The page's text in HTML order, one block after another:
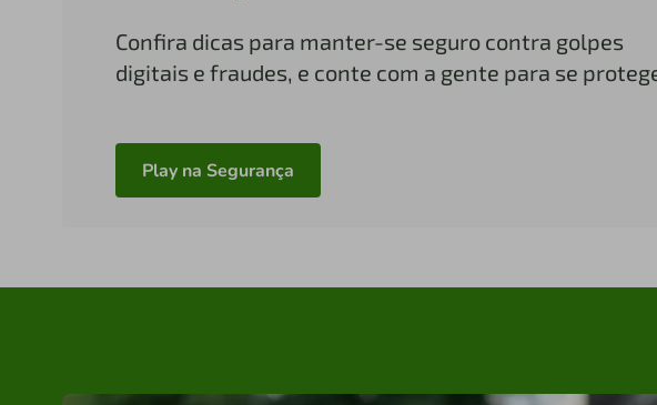
Confira dicas para manter-se seguro contra golpes
digitais e fraudes, e conte com a gente para se
Play na Segurança